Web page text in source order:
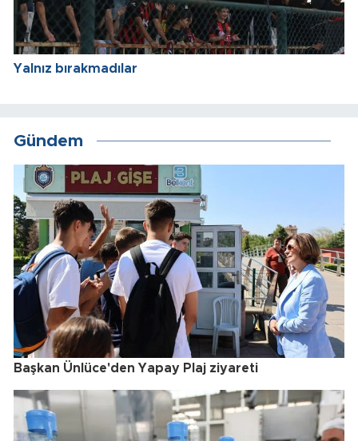
Yalnız bırakmadılar
Gündem
Başkan Ünlüce'den Yapay Plaj ziyareti